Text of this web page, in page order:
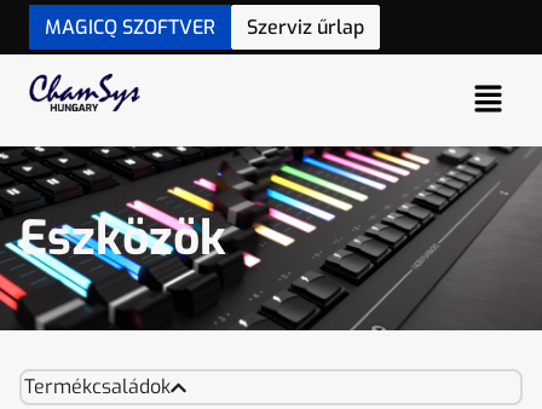
MAGICQ SZOFTVER Szerviz űrlap
Eszközök
Termékcsaládok